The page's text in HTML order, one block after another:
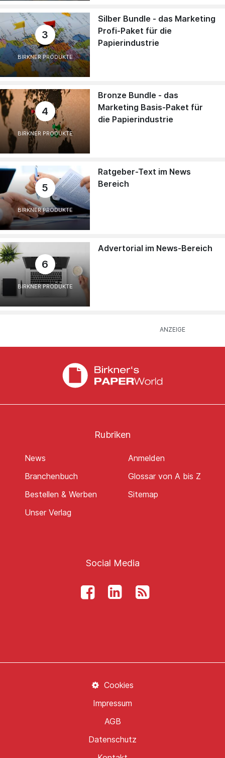
3
BIRKNER PRODUKTE
Silber Bundle - das Marketing
Profi-Paket für die
Papierindustrie
4
BIRKNER PRODUKTE
Bronze Bundle - das
Marketing Basis-Paket für
die Papierindustrie
5
BIRKNER PRODUKTE
Ratgeber-Text im News
Bereich
6
BIRKNER PRODUKTE
Advertorial im News-Bereich
Rubriken
News
Branchenbuch
Bestellen & Werben
Unser Verlag
Anmelden
Glossar von A bis Z
Sitemap
Social Media
Datenschutz
AGB
Impressum
Cookies